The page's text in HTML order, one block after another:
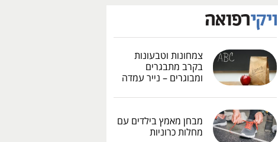
צמחונות וטבעונות
בקרב מתבגרים
ומבוגרים – נייר עמדה
מבחן מאמץ בילדים עם
מחלות כרוניות